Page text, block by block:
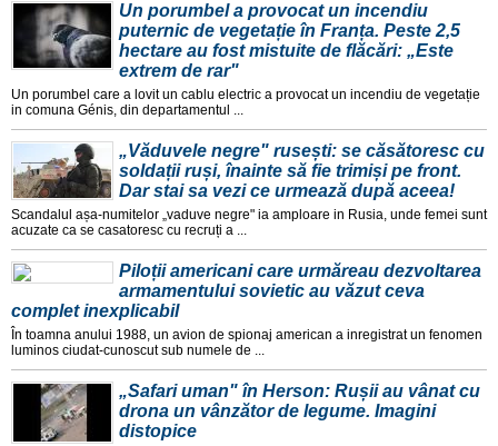
Un porumbel a provocat un incendiu
puternic de vegetație în Franța. Peste 2,5
hectare au fost mistuite de flăcări: „Este
extrem de rar"
Un porumbel care a lovit un cablu electric a provocat un incendiu de vegetație
in comuna Génis, din departamentul ...
„Văduvele negre" rusești: se căsătoresc cu
soldații ruși, înainte să fie trimiși pe front.
Dar stai sa vezi ce urmează după aceea!
Scandalul așa-numitelor „vaduve negre" ia amploare in Rusia, unde femei sunt
acuzate ca se casatoresc cu recruți a ...
Piloții americani care urmăreau dezvoltarea
armamentului sovietic au văzut ceva
complet inexplicabil
În toamna anului 1988, un avion de spionaj american a inregistrat un fenomen
luminos ciudat-cunoscut sub numele de ...
„Safari uman" în Herson: Rușii au vânat cu
drona un vânzător de legume. Imagini
distopice